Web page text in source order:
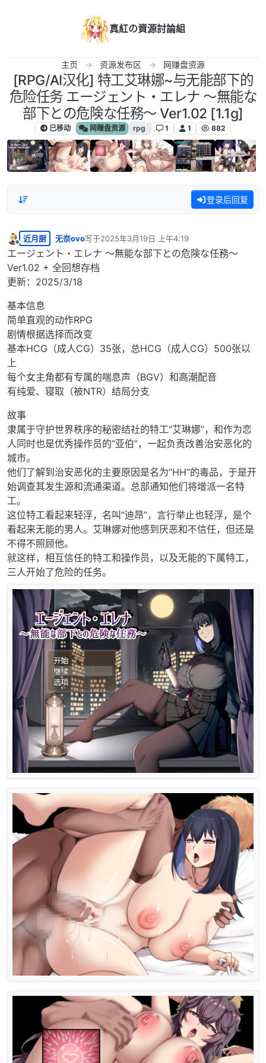
真紅の資源討論組
主页 资源发布区 网赚盘资源
[RPG/AI汉化] 特工艾琳娜~与无能部下的
危险任务 エージェント・エレナ ～無能な
部下との危険な任務～ Ver1.02 [1.1g]
已移动 网赚盘资源 rpg 1 1 882
登录后回复
离线
近月厨 无奈ovo写于2025年3月19日 上午4:19
最后由 编辑
エージェント・エレナ ～無能な部下との危険な任務～
Ver1.02 + 全回想存档
更新：2025/3/18
基本信息
简单直观的动作RPG
剧情根据选择而改变
基本HCG（成人CG）35张，总HCG（成人CG）500张以
上
每个女主角都有专属的喘息声（BGV）和高潮配音
有纯爱、寝取（被NTR）结局分支
故事
隶属于守护世界秩序的秘密结社的特工“艾琳娜”，和作为恋
人同时也是优秀操作员的“亚伯”，一起负责改善治安恶化的
城市。
他们了解到治安恶化的主要原因是名为“HH”的毒品，于是开
始调查其发生源和流通渠道。总部通知他们将增派一名特
工。
这位特工看起来轻浮，名叫“迪昂”，言行举止也轻浮，是个
看起来无能的男人。艾琳娜对他感到厌恶和不信任，但还是
不得不照顾他。
就这样，相互信任的特工和操作员，以及无能的下属特工，
三人开始了危险的任务。